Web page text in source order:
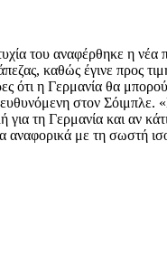
του αναφέρθηκε η νέα
καθώς έγινε προς
η Γερμανία θα
στον Σόιμπλε.
τη Γερμανία και αν
αναφορικά με τη σωστή